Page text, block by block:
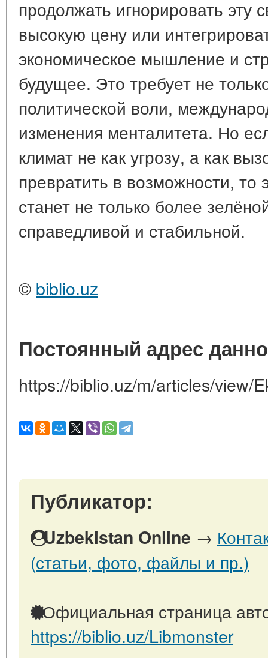
продолжать игнорировать эту
высокую цену или
экономическое мышление и
будущее. Это требует не
политической воли,
изменения менталитета. Но
климат не как угрозу, а как
превратить в возможности, то
станет не только более
справедливой и стабильной.
© biblio.uz
Постоянный адрес
https://biblio.uz/m/articles/view/
Публикатор:
Uzbekistan Online →
(статьи, фото, файлы и пр.)
Официальная страница
https://biblio.uz/Libmonster